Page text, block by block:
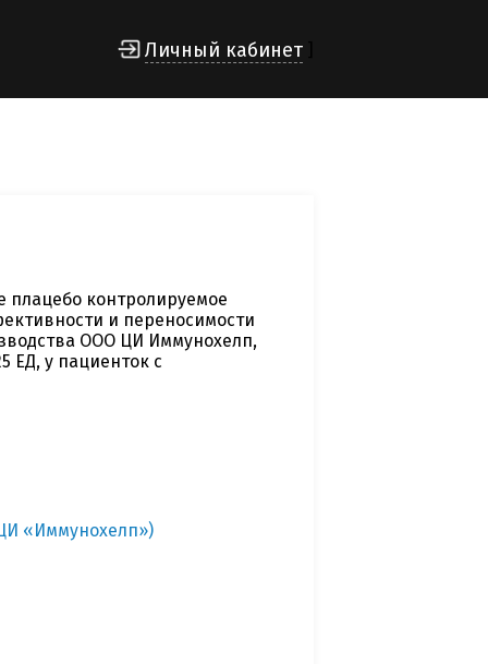
Личный кабинет
плацебо контролируемое
и переносимости
ООО ЦИ Иммунохелп,
ЕД, у пациенток с
«Иммунохелп»)